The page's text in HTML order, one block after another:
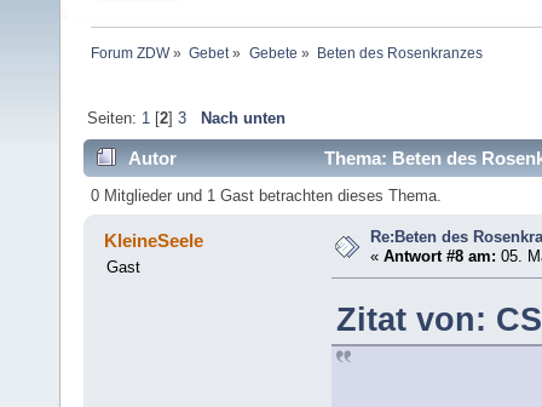
Forum ZDW» Gebet» Gebete » Beten des Rosenkranzes
Seiten: 1[2] 3 Nach unten
Autor Thema: Beten des
0 Mitglieder und 1 Gast betrachten dieses Thema.
KleineSeele
Gast
Re:Beten des
«Antwort #8 am: 05.
Zitat von: